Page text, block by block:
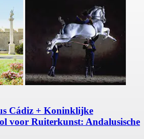
Cádiz + Koninklijke
voor Ruiterkunst: Andalusische